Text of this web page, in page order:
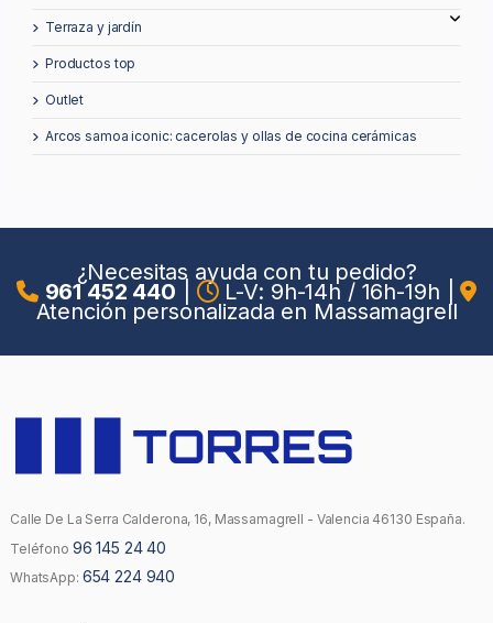
terraza y jardín
productos top
outlet
arcos samoa iconic: cacerolas y ollas de cocina cerámicas
¿Necesitas ayuda con tu pedido?
961 452 440 L-V: 9h-14h / 16h-19h
Atención personalizada en Massamagrell
Calle De La Serra Calderona, 16, Massamagrell - Valencia 46130 España.
Teléfono 96 145 24 40
WhatsApp: 654 224 940